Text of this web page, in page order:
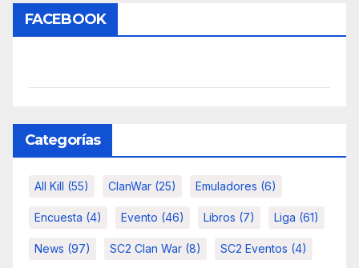
FACEBOOK
Categorías
All Kill (55) ClanWar (25) Emuladores (6)
Encuesta (4) Evento (46) Libros (7) Liga (61)
News (97) SC2 Clan War (8) SC2 Eventos (4)